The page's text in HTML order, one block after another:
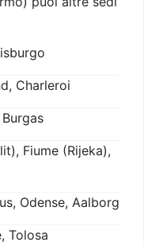
Charleroi
Fiume (Rijeka),
Odense, Aalborg
Tolosa